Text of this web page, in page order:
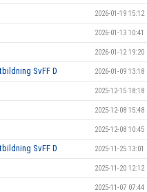
2026-01-19 15:12
2026-01-13 10:41
2026-01-12 19:20
SvFF D 2026-01-09 13:18
2025-12-15 18:18
2025-12-08 15:48
2025-12-08 10:45
SvFF D 2025-11-25 13:01
2025-11-20 12:12
2025-11-07 07:44